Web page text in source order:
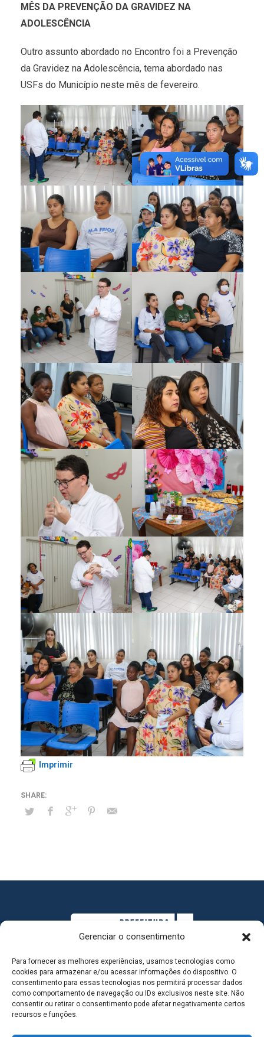
Gerenciar o consentimento
Para fornecer as melhores experiências, usamos tecnologias como
cookies para armazenar e/ou acessar informações do dispositivo. O
consentimento para essas tecnologias nos permitirá processar dados
como comportamento de navegação ou IDs exclusivos neste site. Não
consentir ou retirar o consentimento pode afetar negativamente certos
recursos e funções.
MÊS DA PREVENÇÃO DA GRAVIDEZ NA
ADOLESCÊNCIA
Outro assunto abordado no Encontro foi a Prevenção
da Gravidez na Adolescência, tema abordado nas
USFs do Município neste mês de fevereiro.
Imprimir
MAPA DO SITE